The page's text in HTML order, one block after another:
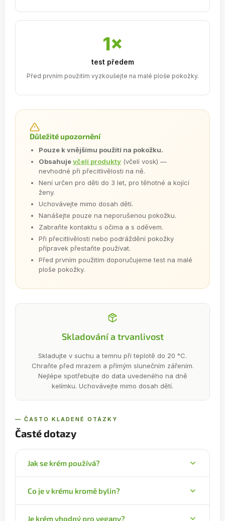
1×
test předem
Před prvním použitím vyzkoušejte na malé ploše pokožky.
Důležité upozornění
Pouze k vnějšímu použití na pokožku.
Obsahujevčelí produkty (včelí vosk) —
nevhodné při přecitlivělosti na ně.
Není určen pro děti do 3 let, pro těhotné a kojící
ženy.
Uchovávejte mimo dosah dětí.
Nanášejte pouze na neporušenou pokožku.
Zabraňte kontaktu s očima a s oděvem.
Při přecitlivělosti nebo podráždění pokožky
přípravek přestaňte používat.
Před prvním použitím doporučujeme test na malé
ploše pokožky.
Skladování a trvanlivost
Skladujte v suchu a temnu při teplotě do 20 °C.
Chraňte před mrazem a přímým slunečním zářením.
Nejlépe spotřebujte do data uvedeného na dně
kelímku. Uchovávejte mimo dosah dětí.
— ČASTO KLADENÉ OTÁZKY
Časté dotazy
Jak se krém používá?
pokožku a vmasírujte. Na obalu je uvedena
aplikace 2× denně.
Co je v krému kromě bylin?
Je krém vhodný pro vegany?